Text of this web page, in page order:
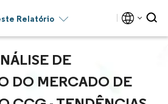
Relatório
DE
DO MERCADO DE